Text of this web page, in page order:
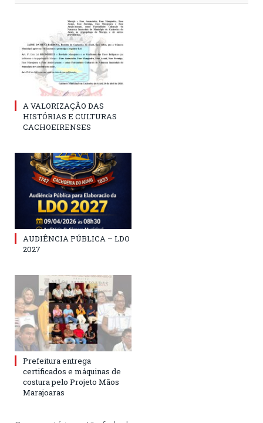
A VALORIZAÇÃO DAS
HISTÓRIAS E CULTURAS
CACHOEIRENSES
AUDIÊNCIA PÚBLICA – LDO
2027
Prefeitura entrega
certificados e máquinas de
costura pelo Projeto Mãos
Marajoaras